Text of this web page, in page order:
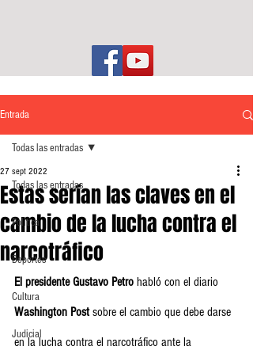
Entrada
Todas las entradas
Política
Deportes
Cultura
Judicial
Todas las entradas
Estas serían las claves en el
cambio de la lucha contra el
narcotráfico
27 sept 2022
El presidente Gustavo Petro habló con el diario
Washington Post sobre el cambio que debe darse
en la lucha contra el narcotráfico ante la